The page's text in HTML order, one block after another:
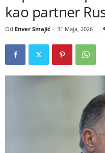
kao partner
Od Enver Smajić - 31 Maja, 2026